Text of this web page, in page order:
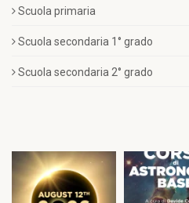
Scuola primaria
Scuola secondaria 1° grado
Scuola secondaria 2° grado